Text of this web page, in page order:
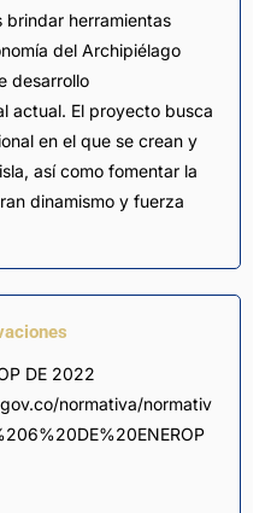
brindar herramientas
del Archipiélago
desarrollo
actual. El proyecto busca
en el que se crean y
así como fomentar la
dinamismo y fuerza
DE 2022
normativa/normativ